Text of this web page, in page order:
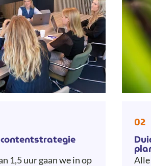
1,5 uur gaan we in op
02